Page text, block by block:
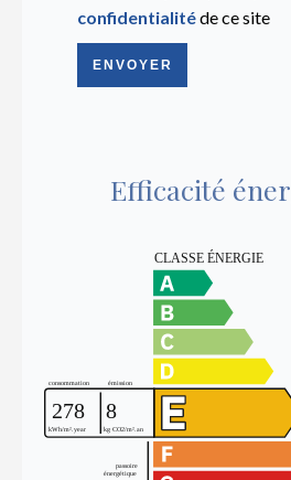
confidentialitéde ce site
ENVOYER
Efficacité